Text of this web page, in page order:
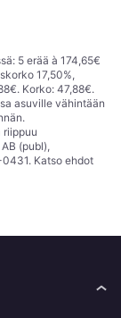
5 erää à 174,65€
17,50%,
Korko: 47,88€.
asuville vähintään
riippuu
(publ),
Katso ehdot